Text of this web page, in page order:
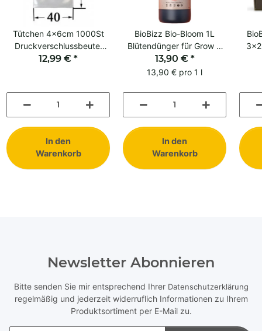
Tütchen 4x6cm 1000St
Druckverschlussbeutel
Klarsichtbeutel
12,99 € *
In den
Warenkorb
BioBizz Bio-Bloom 1L
Blütendünger für Grow &
Blüte
13,90 € *
13,90 € pro 1 l
In den
Warenkorb
Newsletter Abonnieren
Bitte senden Sie mir entsprechend Ihrer Datenschutzerklärung
regelmäßig und jederzeit widerruflich Informationen zu Ihrem
Produktsortiment per E-Mail zu.